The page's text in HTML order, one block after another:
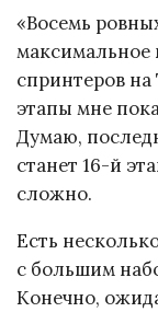
«Восемь
максимальное
спринтеров на
этапы мне
Думаю,
станет 16-й
сложно.
Есть
с большим
Конечно,